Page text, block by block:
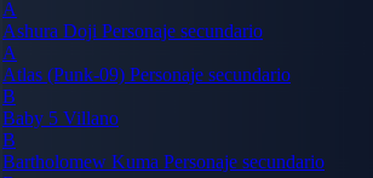
A
Ashura Doji Personaje secundario
A
Atlas (Punk-09) Personaje secundario
B
Baby 5 Villano
B
Bartholomew Kuma Personaje secundario